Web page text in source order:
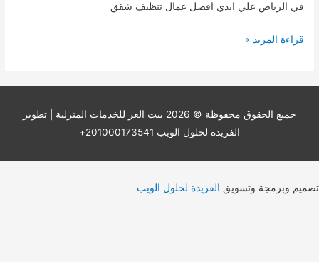
في الرياض علي ايدي افضل عمال تنظيف شقق
مغاسل
بالرياض
قراءة المزيد »
حميع الحقوق محفوظة © 2026 بيت العز للخدمات المنزلية | تطوير
الفريدة لحلول الويب 201000173541+
تصميم وبرمجة وتسويق الفريدة لحلول الويب